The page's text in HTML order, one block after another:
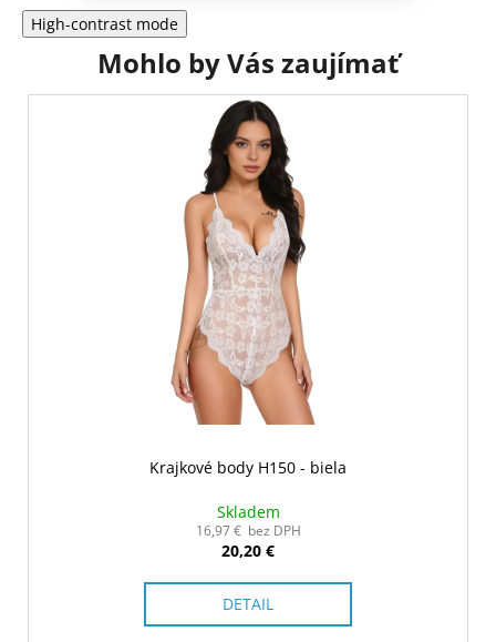
High-contrast mode
Mohlo by Vás zaujímať
Krajkové body H150 - biela
Skladem
16,97 € bez DPH
20,20 €
DETAIL